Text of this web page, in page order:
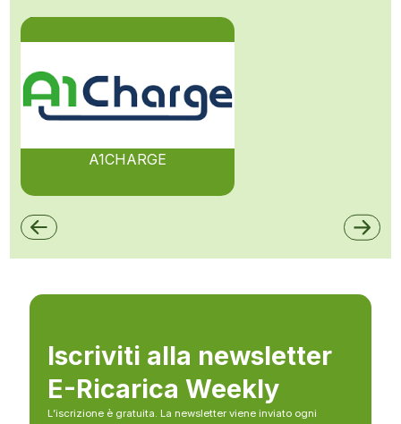
A1CHARGE
Iscriviti alla newsletter
E-Ricarica Weekly
L’iscrizione è gratuita. La newsletter viene inviato ogni